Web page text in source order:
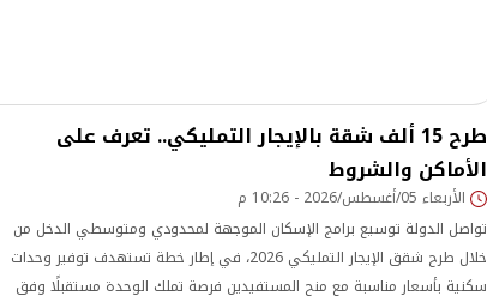
طرح 15 ألف شقة بالإيجار التمليكي.. تعرف على
الأماكن والشروط
الأربعاء 05/أغسطس/2026 - 10:26 م
تواصل الدولة توسيع برامج الإسكان الموجهة لمحدودي ومتوسطي الدخل من
خلال طرح شقق الإيجار التمليكي 2026، في إطار خطة تستهدف توفير وحدات
سكنية بأسعار مناسبة مع منح المستفيدين فرصة تملك الوحدة مستقبلًا وفق